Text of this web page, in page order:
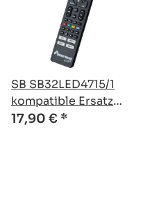
SB SB32LED4715/1
kompatible Ersatz
Fernbedienung
17,90 € *